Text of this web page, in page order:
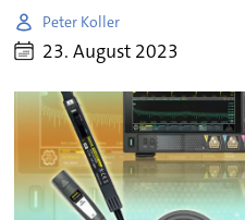
Peter Koller
23. August 2023